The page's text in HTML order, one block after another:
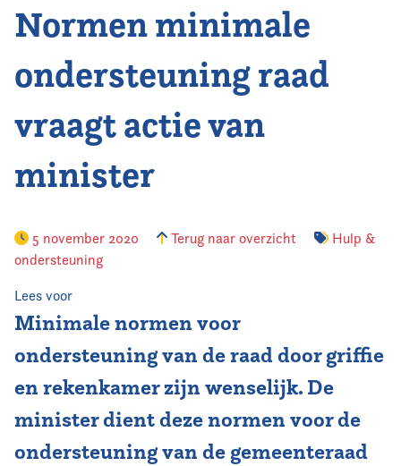
Vereniging
Contact
Normen minimale
ondersteuning raad
vraagt actie van
minister
5 november 2020 Terug naar overzicht
Hulp &
ondersteuning
Lees voor
Minimale normen voor
ondersteuning van de raad door griffie
en rekenkamer zijn wenselijk. De
minister dient deze normen voor de
ondersteuning van de gemeenteraad